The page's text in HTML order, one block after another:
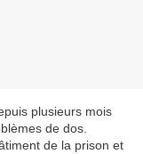
plusieurs mois
de dos.
de la prison et